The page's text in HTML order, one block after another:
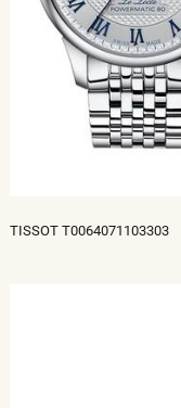
TISSOT T0064071103303